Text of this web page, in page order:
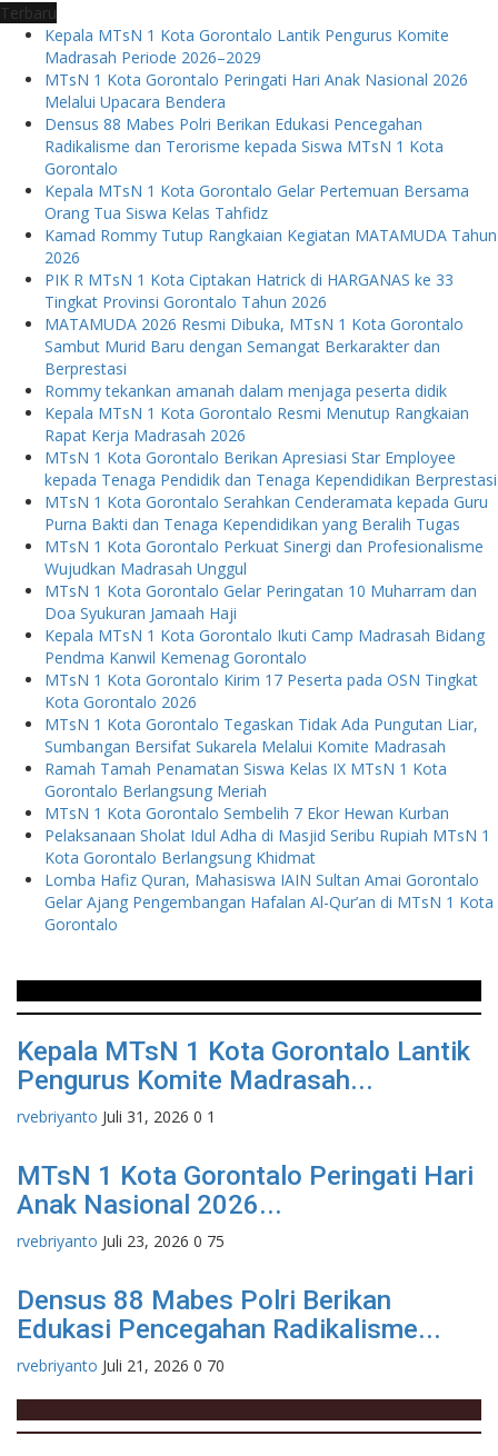
Terbaru
Kepala MTsN 1 Kota Gorontalo Lantik Pengurus Komite
Madrasah Periode 2026–2029
MTsN 1 Kota Gorontalo Peringati Hari Anak Nasional 2026
Melalui Upacara Bendera
Densus 88 Mabes Polri Berikan Edukasi Pencegahan
Radikalisme dan Terorisme kepada Siswa MTsN 1 Kota
Gorontalo
Kepala MTsN 1 Kota Gorontalo Gelar Pertemuan Bersama
Orang Tua Siswa Kelas Tahfidz
Kamad Rommy Tutup Rangkaian Kegiatan MATAMUDA Tahun
2026
PIK R MTsN 1 Kota Ciptakan Hatrick di HARGANAS ke 33
Tingkat Provinsi Gorontalo Tahun 2026
MATAMUDA 2026 Resmi Dibuka, MTsN 1 Kota Gorontalo
Sambut Murid Baru dengan Semangat Berkarakter dan
Berprestasi
Rommy tekankan amanah dalam menjaga peserta didik
Kepala MTsN 1 Kota Gorontalo Resmi Menutup Rangkaian
Rapat Kerja Madrasah 2026
MTsN 1 Kota Gorontalo Berikan Apresiasi Star Employee
kepada Tenaga Pendidik dan Tenaga Kependidikan Berprestasi
MTsN 1 Kota Gorontalo Serahkan Cenderamata kepada Guru
Purna Bakti dan Tenaga Kependidikan yang Beralih Tugas
MTsN 1 Kota Gorontalo Perkuat Sinergi dan Profesionalisme
Wujudkan Madrasah Unggul
MTsN 1 Kota Gorontalo Gelar Peringatan 10 Muharram dan
Doa Syukuran Jamaah Haji
Kepala MTsN 1 Kota Gorontalo Ikuti Camp Madrasah Bidang
Pendma Kanwil Kemenag Gorontalo
MTsN 1 Kota Gorontalo Kirim 17 Peserta pada OSN Tingkat
Kota Gorontalo 2026
MTsN 1 Kota Gorontalo Tegaskan Tidak Ada Pungutan Liar,
Sumbangan Bersifat Sukarela Melalui Komite Madrasah
Ramah Tamah Penamatan Siswa Kelas IX MTsN 1 Kota
Gorontalo Berlangsung Meriah
MTsN 1 Kota Gorontalo Sembelih 7 Ekor Hewan Kurban
Pelaksanaan Sholat Idul Adha di Masjid Seribu Rupiah MTsN 1
Kota Gorontalo Berlangsung Khidmat
Lomba Hafiz Quran, Mahasiswa IAIN Sultan Amai Gorontalo
Gelar Ajang Pengembangan Hafalan Al-Qur’an di MTsN 1 Kota
Gorontalo
Kepala MTsN 1 Kota Gorontalo Lantik
Pengurus Komite Madrasah...
rvebriyanto Juli 31, 2026 0 1
MTsN 1 Kota Gorontalo Peringati Hari
Anak Nasional 2026...
rvebriyanto Juli 23, 2026 0 75
Densus 88 Mabes Polri Berikan
Edukasi Pencegahan Radikalisme...
rvebriyanto Juli 21, 2026 0 70